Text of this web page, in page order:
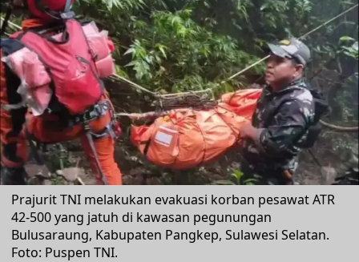
Prajurit TNI melakukan evakuasi korban pesawat ATR
42-500 yang jatuh di kawasan pegunungan
Bulusaraung, Kabupaten Pangkep, Sulawesi Selatan.
Foto: Puspen TNI.